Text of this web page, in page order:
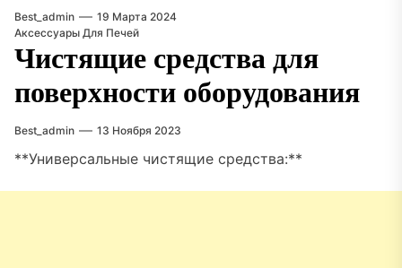
Best_admin
19 Марта 2024
Аксессуары Для Печей
Чистящие средства для
поверхности оборудования
Best_admin 13 Ноября 2023
**Универсальные чистящие средства:**